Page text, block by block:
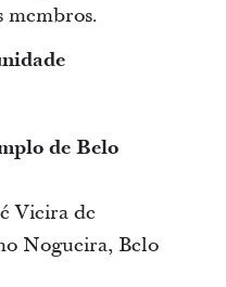
membros.
de Belo
Vieira de
Nogueira, Belo